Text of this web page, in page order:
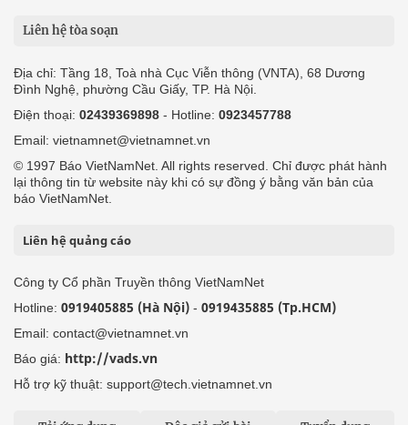
Liên hệ tòa soạn
Địa chỉ: Tầng 18, Toà nhà Cục Viễn thông (VNTA), 68 Dương
Đình Nghệ, phường Cầu Giấy, TP. Hà Nội.
Điện thoại: 02439369898 - Hotline: 0923457788
Email: vietnamnet@vietnamnet.vn
© 1997 Báo VietNamNet. All rights reserved. Chỉ được phát hành
lại thông tin từ website này khi có sự đồng ý bằng văn bản của
báo VietNamNet.
Liên hệ quảng cáo
Công ty Cổ phần Truyền thông VietNamNet
Hotline: 0919405885 (Hà Nội) - 0919435885 (Tp.HCM)
Email: contact@vietnamnet.vn
Báo giá: http://vads.vn
Hỗ trợ kỹ thuật: support@tech.vietnamnet.vn